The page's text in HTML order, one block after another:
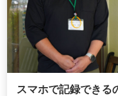
スマホで記録できる